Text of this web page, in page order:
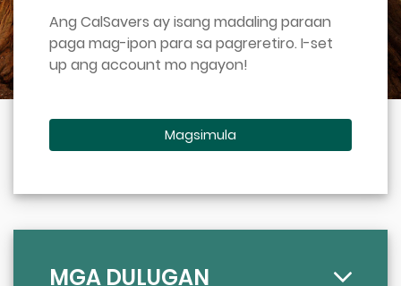
Ang CalSavers ay isang madaling paraan
paga mag-ipon para sa pagreretiro. I-set
up ang account mo ngayon!
Magsimula
MGA DULUGAN